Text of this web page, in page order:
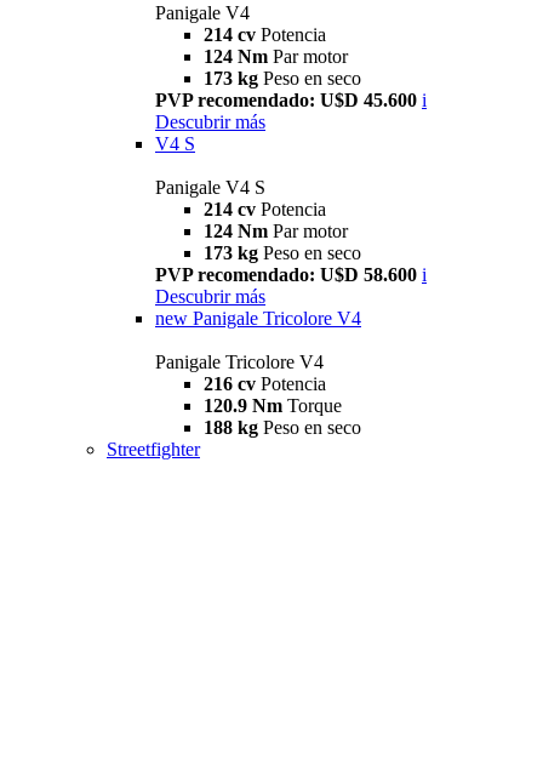
Panigale V4
214 cv Potencia
124 Nm Par motor
173 kg Peso en seco
PVP recomendado: U$D 45.600 i
Descubrir más
V4 S
Panigale V4 S
214 cv Potencia
124 Nm Par motor
173 kg Peso en seco
PVP recomendado: U$D 58.600 i
Descubrir más
new Panigale Tricolore V4
Panigale Tricolore V4
216 cv Potencia
120.9 Nm Torque
188 kg Peso en seco
Streetfighter